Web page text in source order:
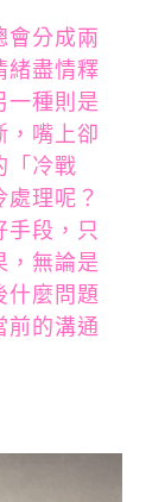
會分成兩
緒盡情釋
一種則是
，嘴上卻
「冷戰
理呢？
手段，只
，無論是
什麼問題
前的溝通